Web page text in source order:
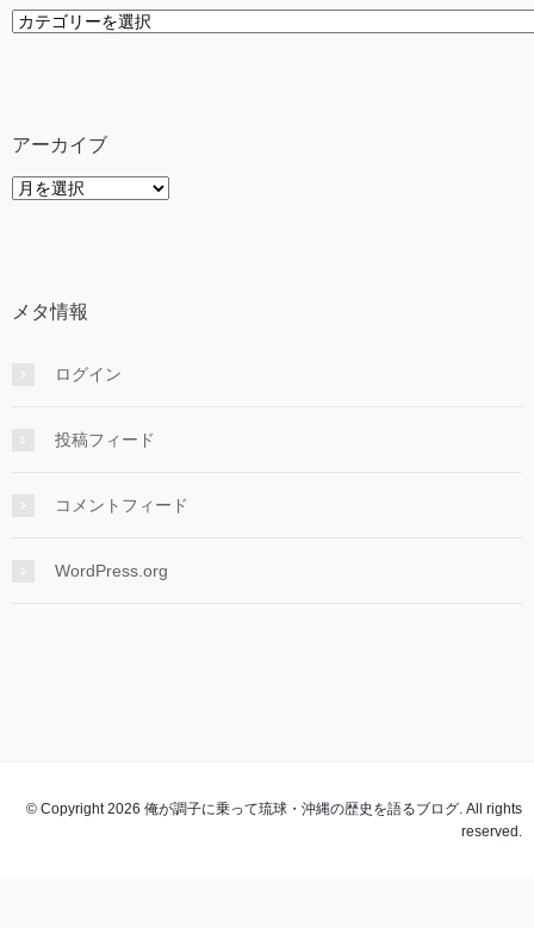
カ
アーカイブ
ア
メタ情報
ログイン
投稿フィード
コメントフィード
WordPress.org
© Copyright 2026 俺が調子に乗って琉球・沖縄の歴史を語るブログ. All rights
reserved.